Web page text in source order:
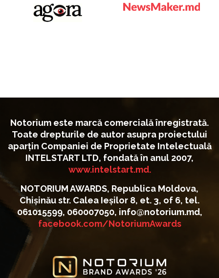
Notorium este marcă comercială înregistrată.
Toate drepturile de autor asupra proiectului
aparțin Companiei de Proprietate Intelectuală
INTELSTART LTD, fondată în anul 2007,
www.intelstart.md.
NOTORIUM AWARDS, Republica Moldova,
Chișinău str. Calea Ieșilor 8, et. 3, of 6, tel.
061015599, 060007050, info@notorium.md,
facebook.com/NotoriumAwards